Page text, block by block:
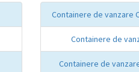
Containere de vanzare
Containere de
Containere de